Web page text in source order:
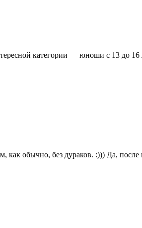
категории — юноши с 13 до 16
как обычно, без дураков. :))) Да,